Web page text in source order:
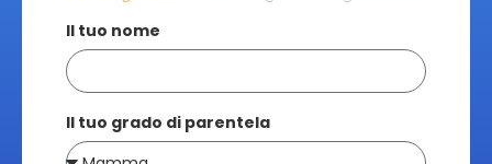
Il tuo nome
Il tuo grado di parentela